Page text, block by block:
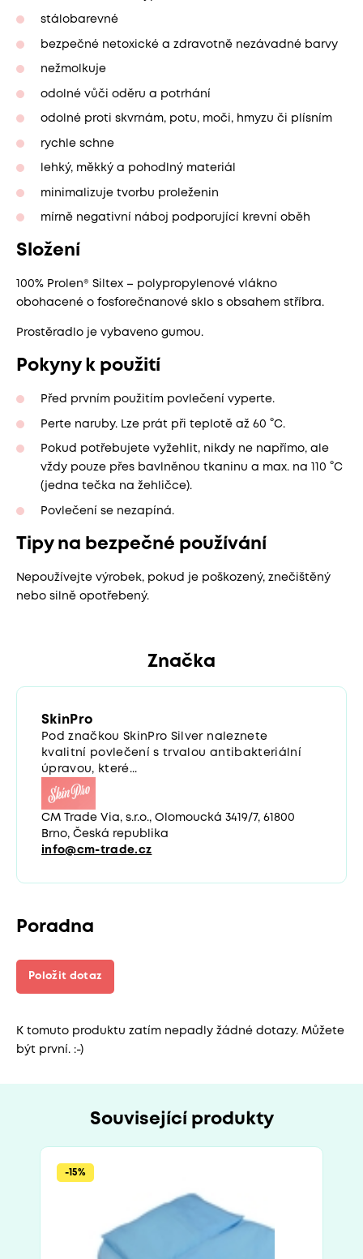
stálobarevné
bezpečné netoxické a zdravotně nezávadné barvy
nežmolkuje
odolné vůči oděru a potrhání
odolné proti skvrnám, potu, moči, hmyzu či plísním
rychle schne
lehký, měkký a pohodlný materiál
minimalizuje tvorbu proleženin
mírně negativní náboj podporující krevní oběh
Složení
100% Prolen® Siltex – polypropylenové vlákno
obohacené o fosforečnanové sklo s obsahem stříbra.
Prostěradlo je vybaveno gumou.
Pokyny k použití
Před prvním použitím povlečení vyperte.
Perte naruby. Lze prát při teplotě až 60 °C.
Pokud potřebujete vyžehlit, nikdy ne napřímo, ale
vždy pouze přes bavlněnou tkaninu a max. na 110 °C
(jedna tečka na žehličce).
Povlečení se nezapíná.
Tipy na bezpečné používání
Nepoužívejte výrobek, pokud je poškozený, znečištěný
nebo silně opotřebený.
Značka
SkinPro
Pod značkou SkinPro Silver naleznete
kvalitní povlečení s trvalou antibakteriální
úpravou, které...
CM Trade Via, s.r.o., Olomoucká 3419/7, 61800
Brno, Česká republika
info@cm-trade.cz
Poradna
Položit dotaz
K tomuto produktu zatím nepadly žádné dotazy. Můžete
být první. :-)
Související produkty
-15%